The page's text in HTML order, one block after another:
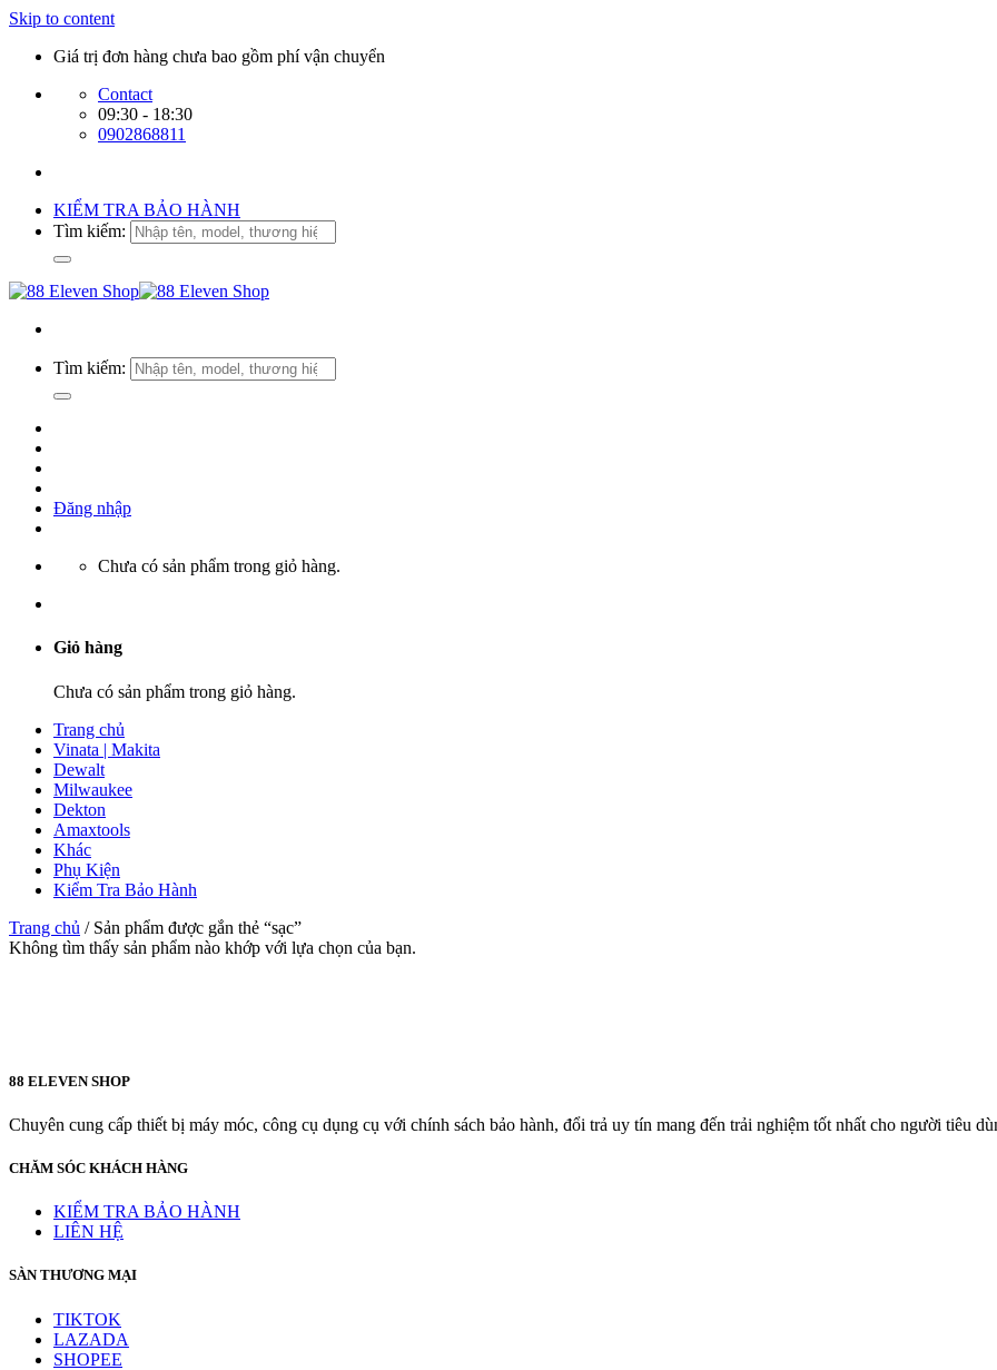
Skip to content
Giá trị đơn hàng chưa bao gồm phí vận chuyển
Contact
09:30 - 18:30
0902868811
KIỂM TRA BẢO HÀNH
Tìm kiếm:
Tìm kiếm:
Đăng nhập
Chưa có sản phẩm trong giỏ hàng.
Giỏ hàng
Chưa có sản phẩm trong giỏ hàng.
Trang chủ
Vinata | Makita
Dewalt
Milwaukee
Dekton
Amaxtools
Khác
Phụ Kiện
Kiểm Tra Bảo Hành
Trang chủ /Sản phẩm được gắn thẻ “sạc”
Không tìm thấy sản phẩm nào khớp với lựa chọn của bạn.
88 ELEVEN SHOP
Chuyên cung cấp thiết bị máy móc, công cụ dụng cụ với chính sách bảo hành, đổi trả uy tín mang đến trải nghiệm tốt nhất cho người tiêu
CHĂM SÓC KHÁCH HÀNG
KIỂM TRA BẢO HÀNH
LIÊN HỆ
SÀN THƯƠNG MẠI
TIKTOK
LAZADA
SHOPEE